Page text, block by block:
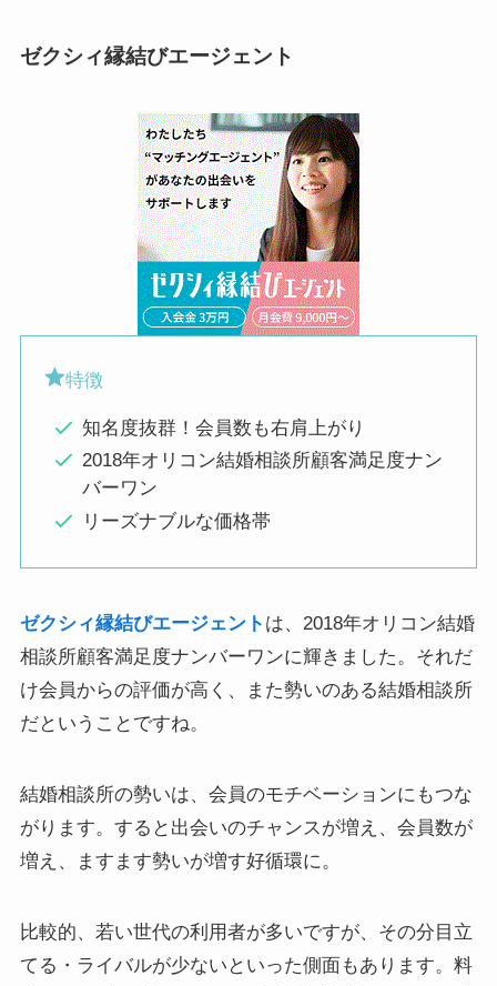
ゼクシィ縁結びエージェント
特徴
知名度抜群！会員数も右肩上がり
2018年オリコン結婚相談所顧客満足度ナン
バーワン
リーズナブルな価格帯
ゼクシィ縁結びエージェント は、2018年オリコン結婚
相談所顧客満足度ナンバーワンに輝きました。それだ
け会員からの評価が高く、また勢いのある結婚相談所
だということですね。
結婚相談所の勢いは、会員のモチベーションにもつな
がります。すると出会いのチャンスが増え、会員数が
増え、ますます勢いが増す好循環に。
比較的、若い世代の利用者が多いですが、その分目立
てる・ライバルが少ないといった側面もあります。料